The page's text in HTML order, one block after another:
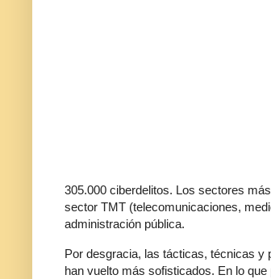
305.000 ciberdelitos. Los sectores
sector TMT (telecomunicaciones,
administración pública.
Por desgracia, las tácticas, técnicas y
han vuelto más sofisticados. En lo